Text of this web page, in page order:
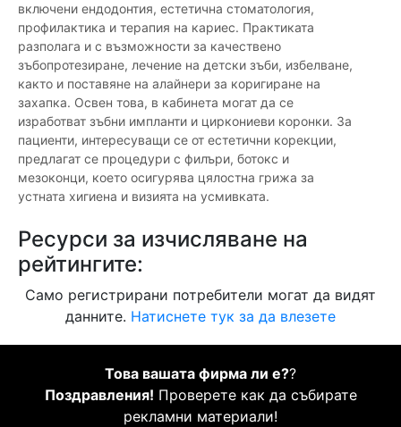
включени ендодонтия, естетична стоматология,
профилактика и терапия на кариес. Практиката
разполага и с възможности за качествено
зъбопротезиране, лечение на детски зъби, избелване,
както и поставяне на алайнери за коригиране на
захапка. Освен това, в кабинета могат да се
изработват зъбни импланти и циркониеви коронки. За
пациенти, интересуващи се от естетични корекции,
предлагат се процедури с филъри, ботокс и
мезоконци, което осигурява цялостна грижа за
устната хигиена и визията на усмивката.
Ресурси за изчисляване на
рейтингите:
Само регистрирани потребители могат да видят
данните. Натиснете тук за да влезете
Това вашата фирма ли е??
Поздравления! Проверете как да събирате
рекламни материали!